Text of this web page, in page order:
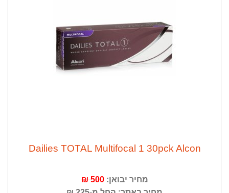
Dailies TOTAL Multifocal 1 30pck Alcon
מחיר יבואן:500 ₪